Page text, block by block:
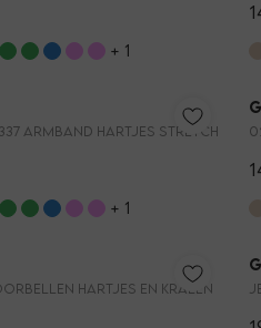
+ 1
ARMBAND HARTJES STRETCH
+ 1
HARTJES EN KRALEN